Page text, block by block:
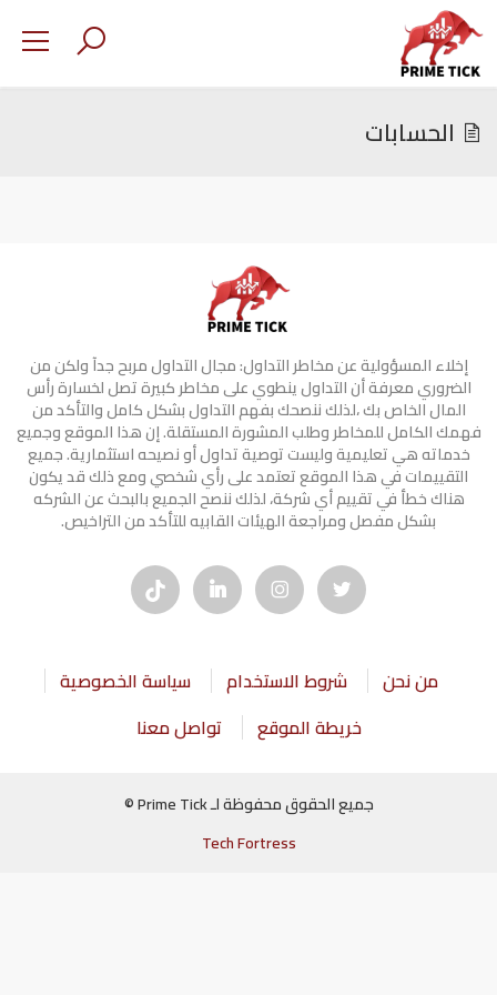
الحسابات
إخلاء المسؤولية عن مخاطر التداول: مجال التداول مربح جدآ ولكن من
الضروري معرفة أن التداول ينطوي على مخاطر كبيرة تصل لخسارة رأس
المال الخاص بك ،لذلك ننصحك بفهم التداول بشكل كامل والتأكد من
فهمك الكامل للمخاطر وطلب المشورة المستقلة. إن هذا الموقع وجميع
خدماته هي تعليمية وليست توصية تداول أو نصيحه استثمارية. جميع
التقييمات في هذا الموقع تعتمد على رأي شخصي ومع ذلك قد يكون
هناك خطأ في تقييم أي شركة، لذلك ننصح الجميع بالبحث عن الشركه
بشكل مفصل ومراجعة الهيئات القابيه للتأكد من التراخيص.
من نحن شروط الاستخدام
سياسة الخصوصية
خريطة الموقع
تواصل معنا
جميع الحقوق محفوظة لـ Prime Tick ©
Tech Fortress